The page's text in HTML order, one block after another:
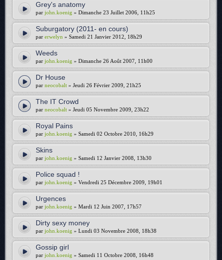
Grey's anatomy
par john.koenig » Dimanche 23 Juillet 2006, 11h25
Suburgatory (2011- en cours)
par erwelyn » Samedi 21 Janvier 2012, 18h29
Weeds
par john.koenig » Dimanche 26 Août 2007, 11h00
Dr House
par neocobalt » Jeudi 26 Février 2009, 21h25
The IT Crowd
par neocobalt » Jeudi 05 Novembre 2009, 23h22
Royal Pains
par john.koenig » Samedi 02 Octobre 2010, 16h29
Skins
par john.koenig » Samedi 12 Janvier 2008, 13h30
Police squad !
par john.koenig » Vendredi 25 Décembre 2009, 19h01
Urgences
par john.koenig » Mardi 12 Juin 2007, 17h57
Dirty sexy money
par john.koenig » Lundi 03 Novembre 2008, 18h38
Gossip girl
par john.koenig » Samedi 11 Octobre 2008, 16h48